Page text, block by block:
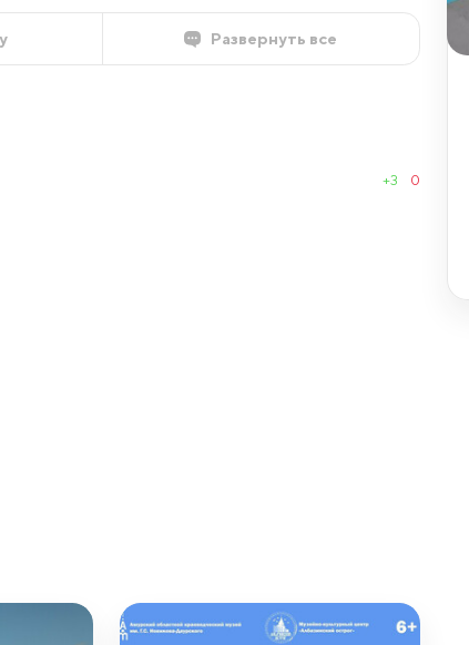
Развернуть все
+3 0